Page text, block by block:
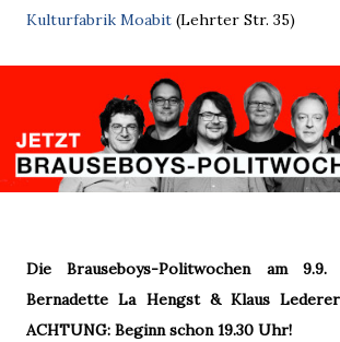
Kulturfabrik Moabit (Lehrter Str. 35)
Die Brauseboys-Politwochen am
Bernadette La Hengst & Klaus
ACHTUNG: Beginn schon 19.30 Uhr!